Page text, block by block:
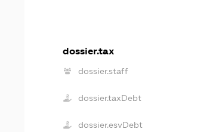
dossier.tax
dossier.staff
dossier.taxDebt
dossier.esvDebt